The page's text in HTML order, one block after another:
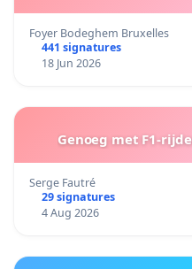
Foyer Bodeghem Bruxelles
441 signatures
18 Jun 2026
Genoeg met F1-
Serge Fautré
29 signatures
4 Aug 2026